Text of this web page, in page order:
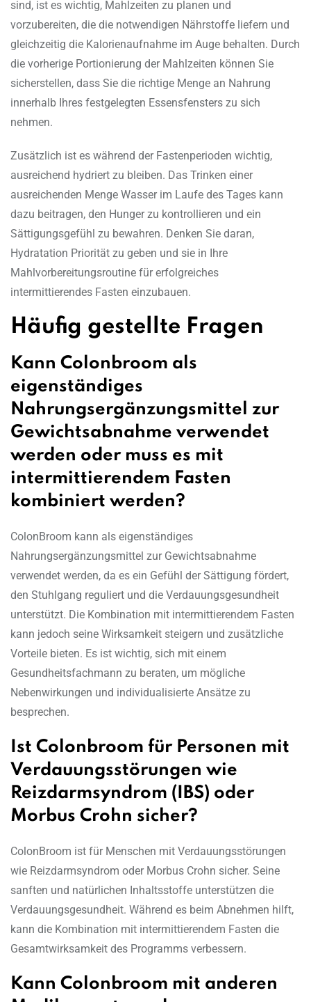
sind, ist es wichtig, Mahlzeiten zu planen und
vorzubereiten, die die notwendigen Nährstoffe liefern und
gleichzeitig die Kalorienaufnahme im Auge behalten. Durch
die vorherige Portionierung der Mahlzeiten können Sie
sicherstellen, dass Sie die richtige Menge an Nahrung
innerhalb Ihres festgelegten Essensfensters zu sich
nehmen.
Zusätzlich ist es während der Fastenperioden wichtig,
ausreichend hydriert zu bleiben. Das Trinken einer
ausreichenden Menge Wasser im Laufe des Tages kann
dazu beitragen, den Hunger zu kontrollieren und ein
Sättigungsgefühl zu bewahren. Denken Sie daran,
Hydratation Priorität zu geben und sie in Ihre
Mahlvorbereitungsroutine für erfolgreiches
intermittierendes Fasten einzubauen.
Häufig gestellte Fragen
Kann Colonbroom als
eigenständiges
Nahrungsergänzungsmittel zur
Gewichtsabnahme verwendet
werden oder muss es mit
intermittierendem Fasten
kombiniert werden?
ColonBroom kann als eigenständiges
Nahrungsergänzungsmittel zur Gewichtsabnahme
verwendet werden, da es ein Gefühl der Sättigung fördert,
den Stuhlgang reguliert und die Verdauungsgesundheit
unterstützt. Die Kombination mit intermittierendem Fasten
kann jedoch seine Wirksamkeit steigern und zusätzliche
Vorteile bieten. Es ist wichtig, sich mit einem
Gesundheitsfachmann zu beraten, um mögliche
Nebenwirkungen und individualisierte Ansätze zu
besprechen.
Ist Colonbroom für Personen mit
Verdauungsstörungen wie
Reizdarmsyndrom (IBS) oder
Morbus Crohn sicher?
ColonBroom ist für Menschen mit Verdauungsstörungen
wie Reizdarmsyndrom oder Morbus Crohn sicher. Seine
sanften und natürlichen Inhaltsstoffe unterstützen die
Verdauungsgesundheit. Während es beim Abnehmen hilft,
kann die Kombination mit intermittierendem Fasten die
Gesamtwirksamkeit des Programms verbessern.
Kann Colonbroom mit anderen